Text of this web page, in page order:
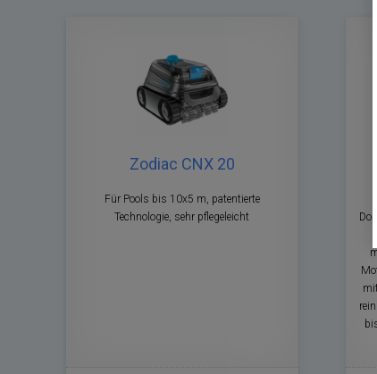
Zodiac CNX 20
Für Pools bis 10x5 m, patentierte
Technologie, sehr pflegeleicht